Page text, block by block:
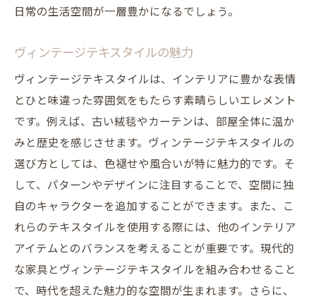
日常の生活空間が一層豊かになるでしょう。
ヴィンテージテキスタイルの魅力
ヴィンテージテキスタイルは、インテリアに豊かな表情
とひと味違った雰囲気をもたらす素晴らしいエレメント
です。例えば、古い絨毯やカーテンは、部屋全体に温か
みと歴史を感じさせます。ヴィンテージテキスタイルの
選び方としては、色褪せや風合いが特に魅力的です。そ
して、パターンやデザインに注目することで、空間に独
自のキャラクターを追加することができます。また、こ
れらのテキスタイルを使用する際には、他のインテリア
アイテムとのバランスを考えることが重要です。現代的
な家具とヴィンテージテキスタイルを組み合わせること
で、時代を超えた魅力的な空間が生まれます。さらに、